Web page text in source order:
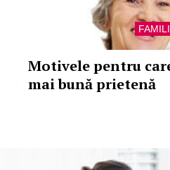
Motivele pentru
mai bună prietenă